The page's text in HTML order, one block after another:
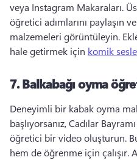
veya Instagram Makaraları.
öğretici adımlarını paylaşın
malzemeleri görüntüleyin.
hale getirmek için komik
7.Balkabağı oyma
Deneyimli bir kabak oyma
başlıyorsanız, Cadılar
öğretici bir video oluşturun.
hem de öğrenme için çalışır.